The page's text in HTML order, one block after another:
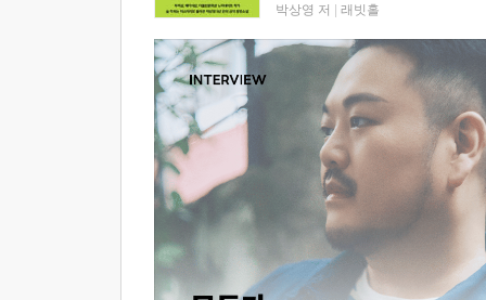
박상영 저 래빗홀